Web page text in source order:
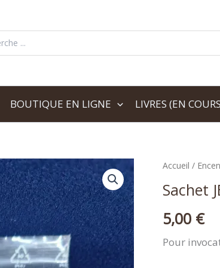
BOUTIQUE EN LIGNE LIVRES (EN
Accueil /
Sachet
5,00 €
Pour
quantité
Sachet
JERUSALEM